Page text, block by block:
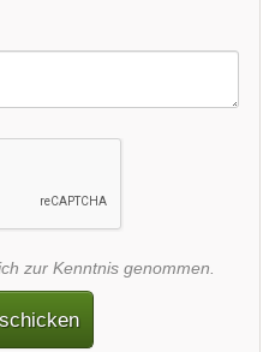
zur Kenntnis genommen.